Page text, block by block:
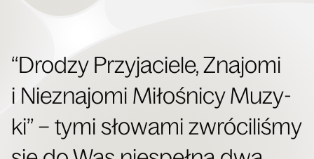
“Dro­dzy Przy­ja­cie­le, Zna­jo­mi
i Nie­zna­jo­mi Miło­śni­cy Muzy­
ki” – tymi sło­wa­mi zwró­ci­li­śmy